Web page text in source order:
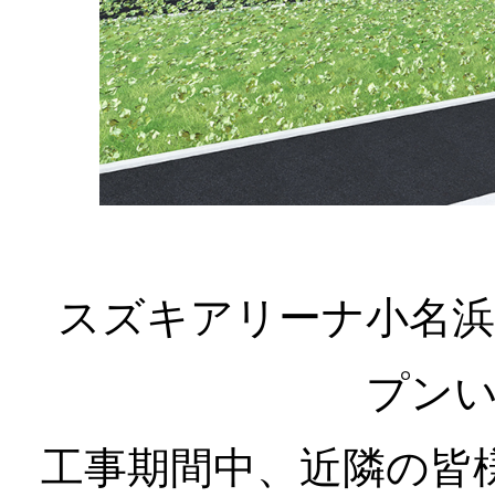
スズキアリーナ小名
プン
工事期間中、近隣の